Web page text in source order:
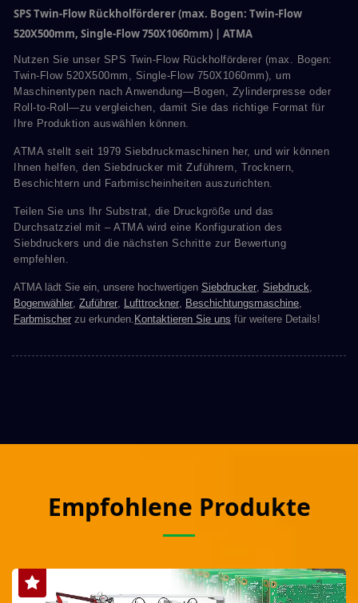
SPS Twin-Flow Rückholförderer (max. Bogen: Twin-Flow
520X500mm, Single-Flow 750X1060mm) | ATMA
Nutzen Sie unser SPS Twin-Flow Rückholförderer (max. Bogen:
Twin-Flow 520X500mm, Single-Flow 750X1060mm), um
Maschinentypen nach Anwendung—Bogen, Zylinderpresse oder
Roll-to-Roll—zu vergleichen, damit Sie das richtige Format für
Ihre Produktion auswählen können.
ATMA stellt seit 1979 Siebdruckmaschinen her, und wir können
Ihnen helfen, den Siebdrucker mit Zuführern, Trocknern,
Beschichtern und Farbmischeinheiten auszurichten.
Teilen Sie uns Ihr Substrat, die Druckgröße und das
Durchsatzziel mit – ATMA wird eine Konfiguration des
Siebdruckers und die nächsten Schritte zur Bewertung
empfehlen.
ATMA lädt Sie ein, unsere hochwertigen Siebdrucker, Siebdruck,
Bogenwähler, Zuführer, Lufttrockner, Beschichtungsmaschine,
Farbmischer zu erkunden. Kontaktieren Sie uns für weitere Details!
Empfohlene Produkte